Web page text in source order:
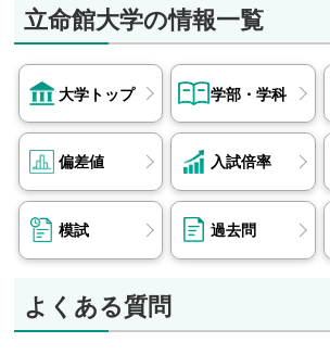
業、三菱電機、鹿島建設、清水建
所、大林組、北陸電力、明治安田
国際関係学部
ANA、Bloomberg L.P.、アクセン
ンジャパン、エイベックス、ロー
構、国土交通省、三井住友銀行、
政策科学部
JAL、KDDI、NTTデータ、アビー
ング、オリックス、コーセー、ジ
ド・ジョンソン、経済産業省、国
UFJ銀行、三菱電機、住友生命保
業、村田製作所、労働基準監督官 他
立命館大学の情報一覧
大学トップ 学部・学科
偏差値 入試倍率
模試 過去問
よくある質問